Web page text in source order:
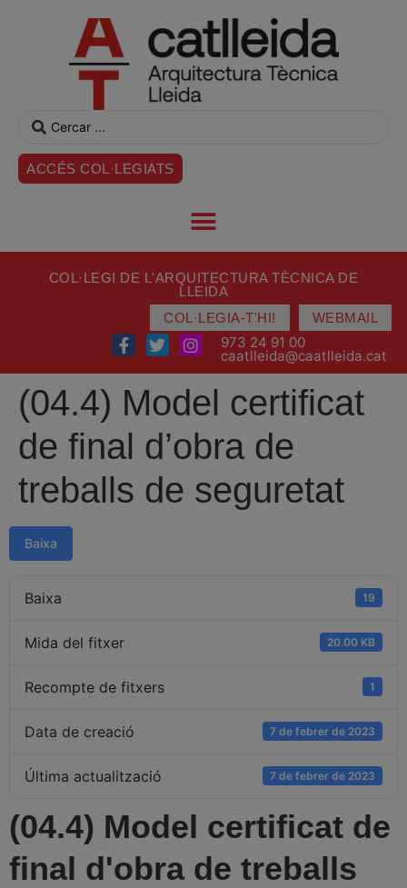
ACCÉS COL·LEGIATS
COL·LEGI DE L'ARQUITECTURA TÈCNICA DE
LLEIDA
COL·LEGIA-T'HI!
WEBMAIL
973 24 91 00
caatlleida@caatlleida.cat
(04.4) Model certificat
de final d’obra de
treballs de seguretat
Baixa
Baixa 19
Mida del fitxer 20.00 KB
Recompte de fitxers 1
Data de creació 7 de febrer de 2023
Última actualització 7 de febrer de 2023
(04.4) Model certificat de
final d'obra de treballs